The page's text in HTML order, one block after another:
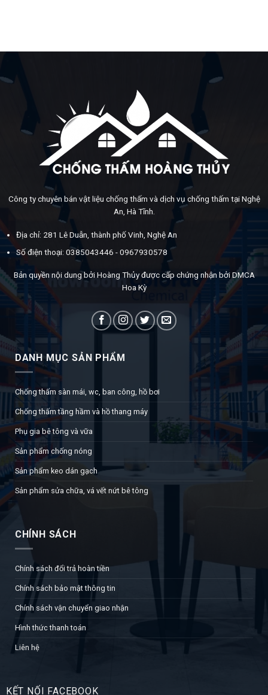
Công ty chuyên bán vật liệu chống thấm và dịch vụ chống thấm tại Nghệ
An, Hà Tĩnh.
Địa chỉ: 281 Lê Duẫn, thành phố Vinh, Nghệ An
Số điện thoại: 0385043446 - 0967930578
Bản quyền nội dung bởi Hoàng Thủy được cấp chứng nhận bởi DMCA
Hoa Kỳ
DANH MỤC SẢN PHẨM
Chống thấm sàn mái, wc, ban công, hồ bơi
Chống thấm tầng hầm và hồ thang máy
Phụ gia bê tông và vữa
Sản phẩm chống nóng
Sản phẩm keo dán gạch
Sản phẩm sửa chữa, vá vết nứt bê tông
CHÍNH SÁCH
Chính sách đổi trả hoàn tiền
Chính sách bảo mật thông tin
Chính sách vận chuyển giao nhận
Hình thức thanh toán
Liên hệ
KẾT NỐI FACEBOOK